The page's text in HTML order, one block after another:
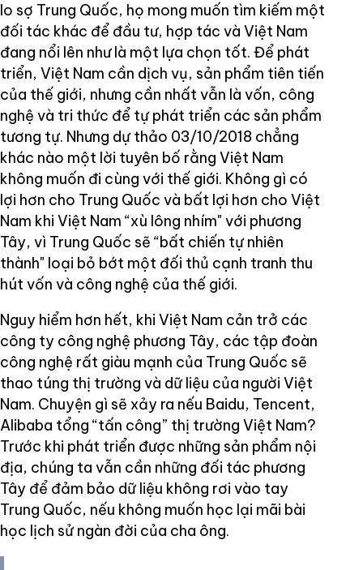
lo sợ Trung Quốc, họ mong muốn tìm kiếm một
đối tác khác để đầu tư, hợp tác và Việt Nam
đang nổi lên như là một lựa chọn tốt. Để phát
triển, Việt Nam cần dịch vụ, sản phẩm tiên tiến
của thế giới, nhưng cần nhất vẫn là vốn, công
nghệ và tri thức để tự phát triển các sản phẩm
tương tự. Nhưng dự thảo 03/10/2018 chẳng
khác nào một lời tuyên bố rằng Việt Nam
không muốn đi cùng với thế giới. Không gì có
lợi hơn cho Trung Quốc và bất lợi hơn cho Việt
Nam khi Việt Nam “xù lông nhím" với phương
Tây, vì Trung Quốc sẽ “bất chiến tự nhiên
thành" loại bỏ bớt một đối thủ cạnh tranh thu
hút vốn và công nghệ của thế giới.
Nguy hiểm hơn hết, khi Việt Nam cản trở các
công ty công nghệ phương Tây, các tập đoàn
công nghệ rất giàu mạnh của Trung Quốc sẽ
thao túng thị trường và dữ liệu của người Việt
Nam. Chuyện gì sẽ xảy ra nếu Baidu, Tencent,
Alibaba tổng “tấn công” thị trường Việt Nam?
Trước khi phát triển được những sản phẩm nội
địa, chúng ta vẫn cần những đối tác phương
Tây để đảm bảo dữ liệu không rơi vào tay
Trung Quốc, nếu không muốn học lại mãi bài
học lịch sử ngàn đời của cha ông.